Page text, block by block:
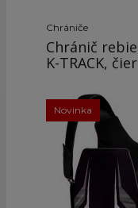
Chrániče
Chránič
K-
Novinka